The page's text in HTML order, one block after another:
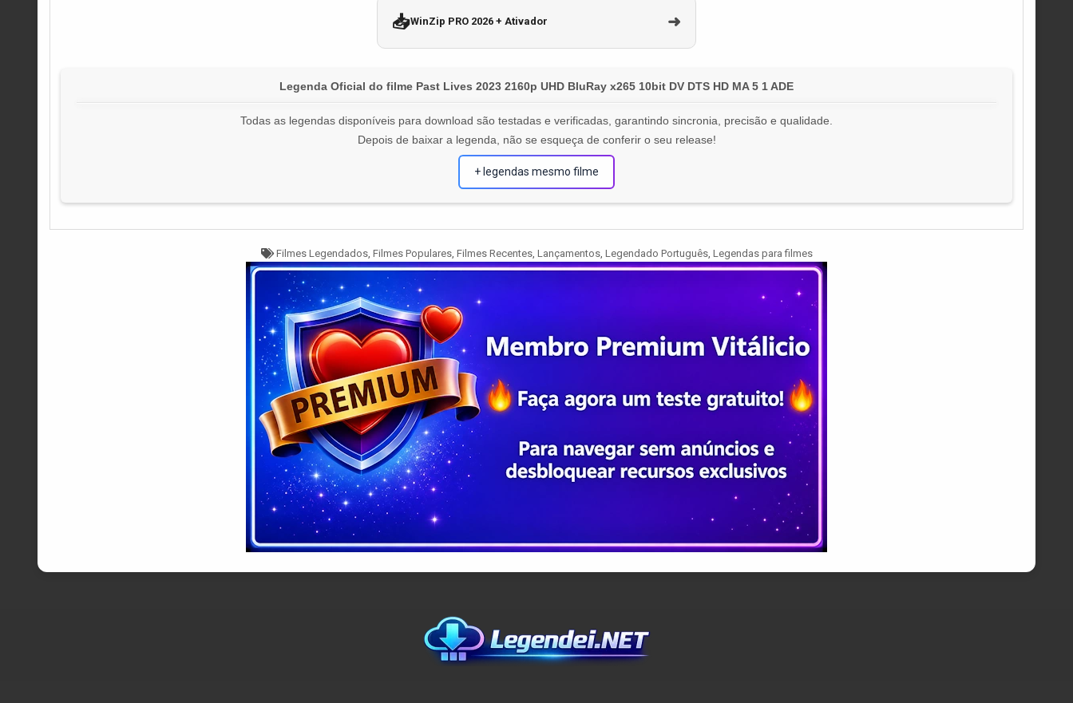
📥WinZip PRO 2026 + Ativador ➜
Legenda Oficial do filme Past Lives 2023 2160p UHD BluRay x265 10bit DV DTS HD MA 5 1 ADE
Todas as legendas disponíveis para download são testadas e verificadas, garantindo sincronia, precisão e qualidade.
Depois de baixar a legenda, não se esqueça de conferir o seu release!
+ legendas mesmo filme
Tagged
Filmes Legendados, Filmes Populares, Filmes Recentes, Lançamentos, Legendado Português, Legendas para filmes